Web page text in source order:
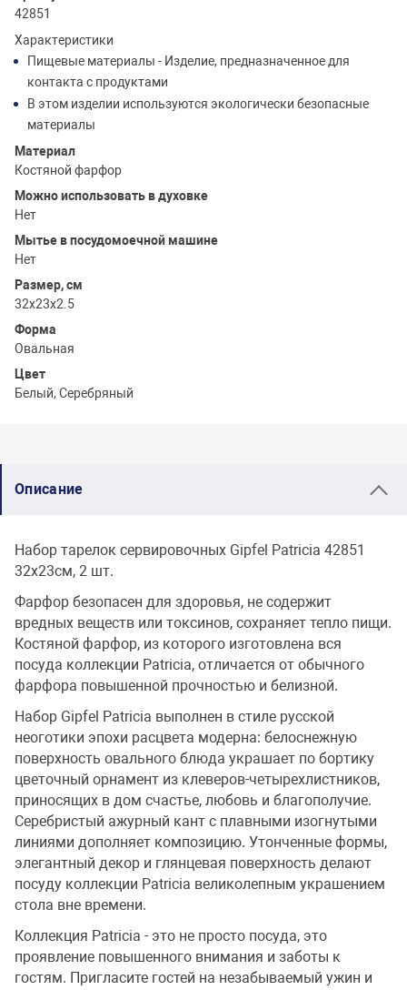
42851
Характеристики
Пищевые материалы - Изделие, предназначенное для
контакта с продуктами
В этом изделии используются экологически безопасные
материалы
Материал
Костяной фарфор
Можно использовать в духовке
Нет
Мытье в посудомоечной машине
Нет
Размер, см
32х23х2.5
Форма
Овальная
Цвет
Белый, Серебряный
Описание
Набор тарелок сервировочных Gipfel Patricia 42851
32х23см, 2 шт.
Фарфор безопасен для здоровья, не содержит
вредных веществ или токсинов, сохраняет тепло пищи.
Костяной фарфор, из которого изготовлена вся
посуда коллекции Patricia, отличается от обычного
фарфора повышенной прочностью и белизной.
Набор Gipfel Patricia выполнен в стиле русской
неоготики эпохи расцвета модерна: белоснежную
поверхность овального блюда украшает по бортику
цветочный орнамент из клеверов-четырехлистников,
приносящих в дом счастье, любовь и благополучие.
Серебристый ажурный кант с плавными изогнутыми
линиями дополняет композицию. Утонченные формы,
элегантный декор и глянцевая поверхность делают
посуду коллекции Patricia великолепным украшением
стола вне времени.
Коллекция Patricia - это не просто посуда, это
проявление повышенного внимания и заботы к
гостям. Пригласите гостей на незабываемый ужин и